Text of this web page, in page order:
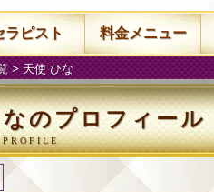
> 天使 ひな
のプロフィール
ラピスト 料金メニュー